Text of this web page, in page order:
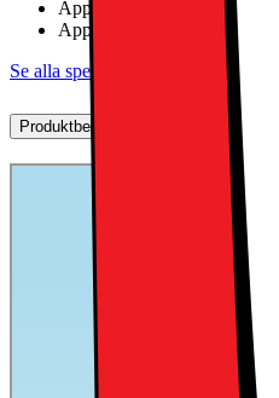
Apple M3 chip octa-core SoC
Apple Intelligence
Se alla specifikationer
Produktbeskrivning